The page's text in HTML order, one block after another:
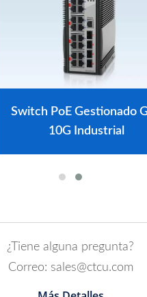
Switch PoE Gestionado GbE
10G Industrial
¿Tiene alguna pregunta?
Correo: sales@ctcu.com